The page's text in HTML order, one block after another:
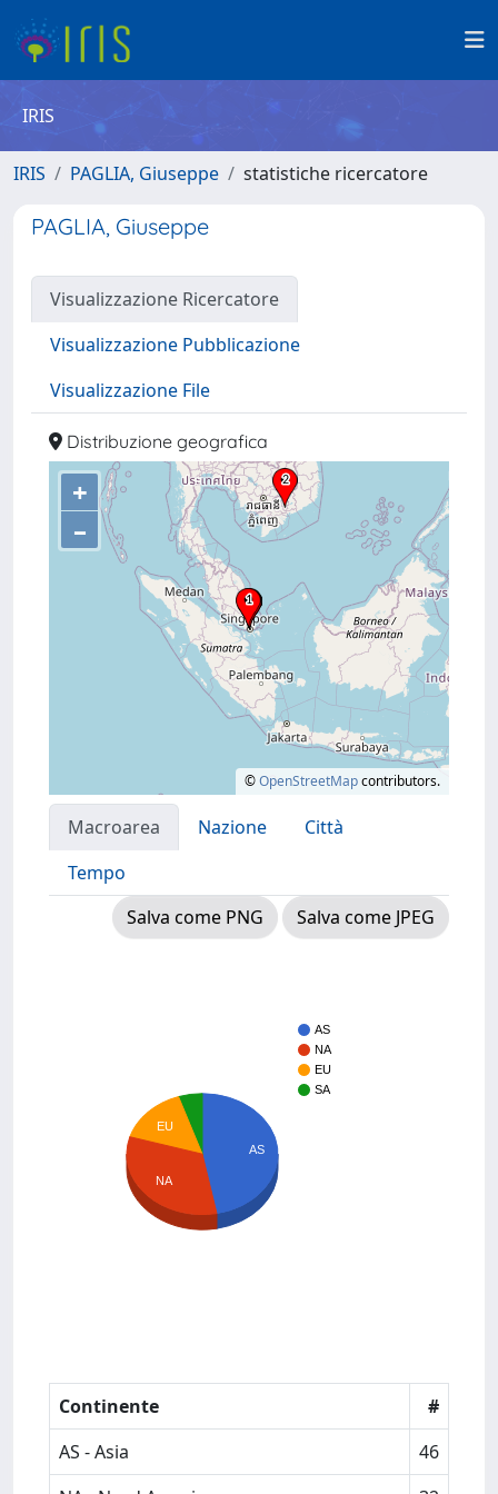
IRIS
IRIS PAGLIA, Giuseppe statistiche ricercatore
PAGLIA, Giuseppe
Visualizzazione Ricercatore
Visualizzazione Pubblicazione
Visualizzazione File
Distribuzione geografica
+
–
©OpenStreetMapcontributors.
Macroarea Nazione
Città
Tempo
Salva come PNG
Salva come JPEG
AS
NA
EU
SA
AS
EU
NA
Continente
#
AS - Asia
46